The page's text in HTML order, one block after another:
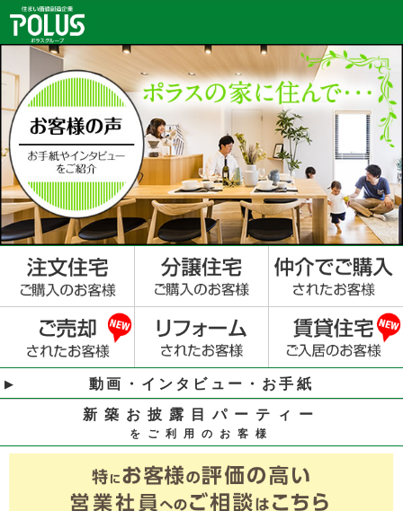
動画・インタビュー・お手紙
新築お披露目パーティー
をご利用のお客様